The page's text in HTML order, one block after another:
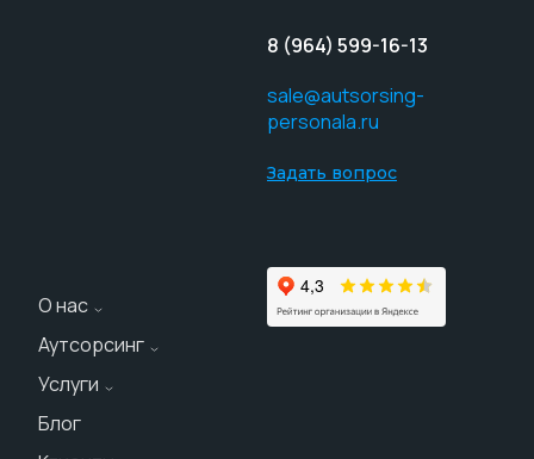
О нас
О компании
Наши реквизиты
Блог
Аутсорсинг
Персонал на склад
Персонал на производство
Услуги
Аренда персонала
Блог
8 (964) 599-16-13
sale@autsorsing-
personala.ru
Задать вопрос